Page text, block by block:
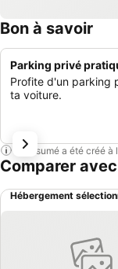
Bon à savoir
Parking privé
Profite d'un parking
ta voiture.
Ce résumé a été créé
Comparer
Hébergement